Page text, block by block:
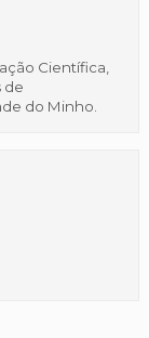
Científica,
de
do Minho.